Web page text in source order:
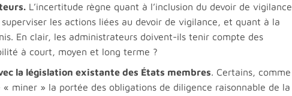
L’incertitude règne quant à l’inclusion du devoir de vigilance
les actions liées au devoir de vigilance, et quant à la
En clair, les administrateurs doivent-ils tenir compte des
à court, moyen et long terme ?
la législation existante des États membres. Certains, comme
miner » la portée des obligations de diligence raisonnable de la